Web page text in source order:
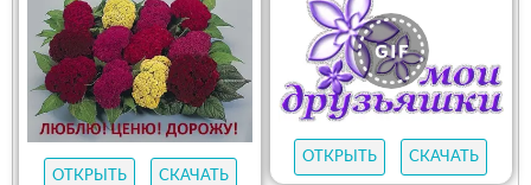
ОТКРЫТЬ СКАЧАТЬ
ОТКРЫТЬ СКАЧАТЬ